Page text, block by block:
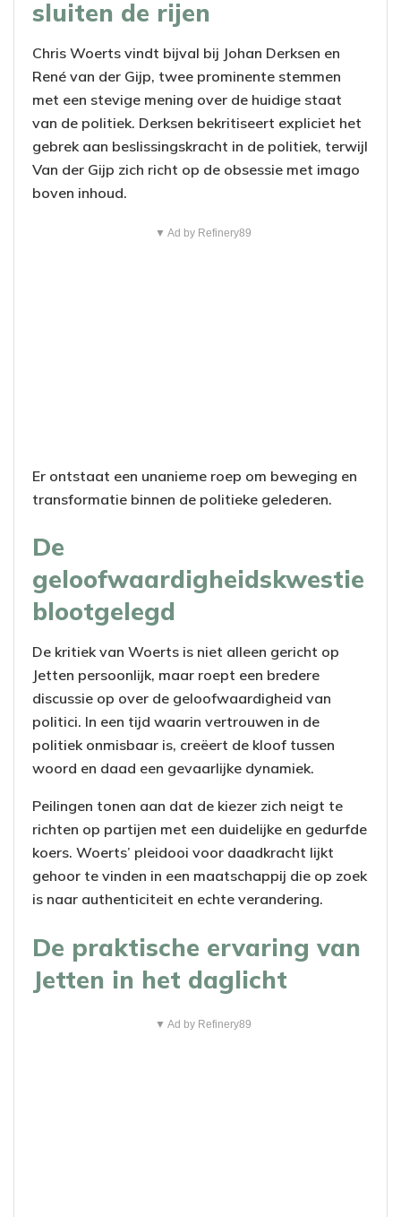
sluiten de rijen
Chris Woerts vindt bijval bij Johan Derksen en
René van der Gijp, twee prominente stemmen
met een stevige mening over de huidige staat
van de politiek. Derksen bekritiseert expliciet het
gebrek aan beslissingskracht in de politiek, terwijl
Van der Gijp zich richt op de obsessie met imago
boven inhoud.
▼ Ad by Refinery89
Er ontstaat een unanieme roep om beweging en
transformatie binnen de politieke gelederen.
De
geloofwaardigheidskwestie
blootgelegd
De kritiek van Woerts is niet alleen gericht op
Jetten persoonlijk, maar roept een bredere
discussie op over de geloofwaardigheid van
politici. In een tijd waarin vertrouwen in de
politiek onmisbaar is, creëert de kloof tussen
woord en daad een gevaarlijke dynamiek.
Peilingen tonen aan dat de kiezer zich neigt te
richten op partijen met een duidelijke en gedurfde
koers. Woerts’ pleidooi voor daadkracht lijkt
gehoor te vinden in een maatschappij die op zoek
is naar authenticiteit en echte verandering.
De praktische ervaring van
Jetten in het daglicht
▼ Ad by Refinery89